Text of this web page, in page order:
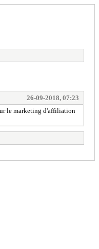
26-09-2018, 07:23
le marketing d'affiliation